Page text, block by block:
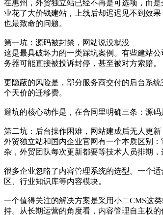
在惠州，外贸独立站已经不再是可选项，而
业花了大价钱建站，上线后却迟迟见不到效
也最致命的问题。
第一坑：源码被封禁，网站说没就没
这是最具破坏力的一类踩坑案例。有些建站
务器可能直接被投诉封停，甚至被对方索赔。
更隐蔽的风险是，部分服务商交付的后台系
个天价的迁移费。
避坑的核心动作是，在合同里明确三条：源
第二坑：后台操作困难，网站建成后无人更新
外贸独立站和国内企业官网有一个本质区别
杂，外贸团队每次更新都要等技术人员排期，
很多企业忽略了内容管理系统的选型。一个
区、行业知识库等内容模块。
一个值得关注的解决方案是采用小二CMS这
持。从长期运营的角度看，内容管理自主权